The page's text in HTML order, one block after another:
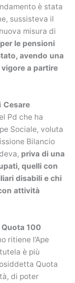
è stata
sussisteva il
misura di
le pensioni
avendo una
a partire
Cesare
Pd che ha
Sociale, voluta
Bilancio
priva di una
quelli con
disabili e chi
attività
100
ritiene l’Ape
è più
Quota
di poter